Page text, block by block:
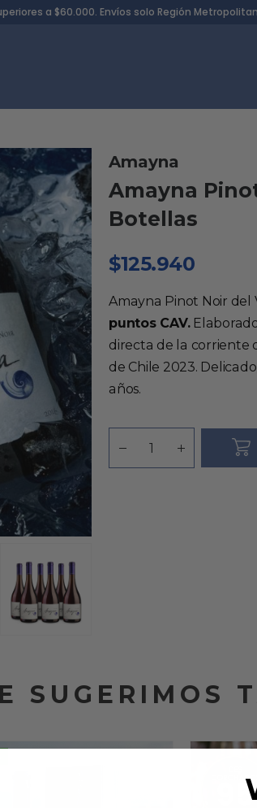
a $60.000. Envíos solo Región
Amayna
Amayna
Botellas
$125.940
Amayna Pinot Noir del
puntos CAV.
directa de la corriente
de Chile 2023.
años.
SUGERIMOS